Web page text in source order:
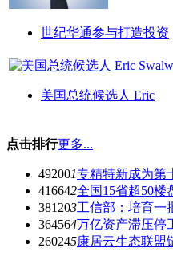
世纪华通参与打造投资
美国总统候选人 Eric
点击排行更多...
492001专精特新成为第
416642全国15省超50楼
381203工信部：培育一
364564万亿资产滞压停
260245康居云生态联